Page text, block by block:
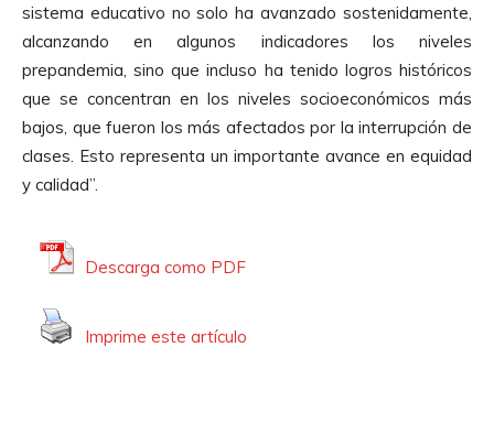
sistema educativo no solo ha avanzado sostenidamente,
alcanzando en algunos indicadores los niveles
prepandemia, sino que incluso ha tenido logros históricos
que se concentran en los niveles socioeconómicos más
bajos, que fueron los más afectados por la interrupción de
clases. Esto representa un importante avance en equidad
y calidad”.
Descarga como PDF
Imprime este artículo